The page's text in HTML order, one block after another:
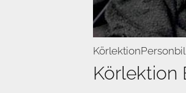
KörlektionPersonbil
Körlektion